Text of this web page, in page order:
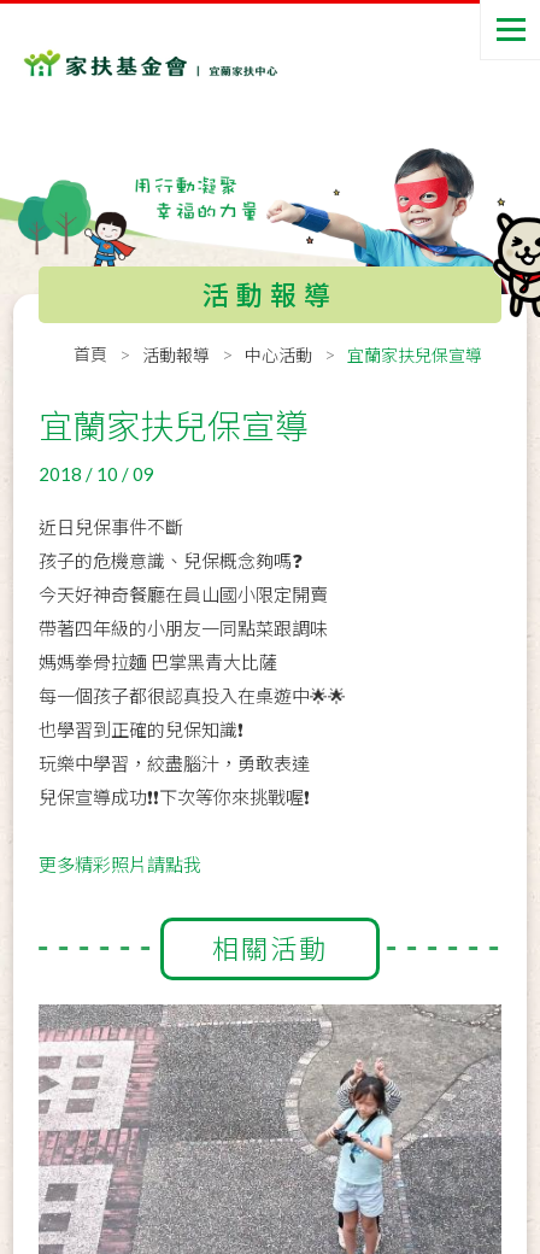
活動報導
首頁 活動報導 中心活動 宜蘭家扶兒保宣導
宜蘭家扶兒保宣導
2018 / 10 / 09
近日兒保事件不斷
孩子的危機意識、兒保概念夠嗎❓
今天好神奇餐廳在員山國小限定開賣
帶著四年級的小朋友一同點菜跟調味
媽媽拳骨拉麵 巴掌黑青大比薩
每一個孩子都很認真投入在桌遊中🌟🌟
也學習到正確的兒保知識❗
玩樂中學習，絞盡腦汁，勇敢表達
兒保宣導成功❗❗下次等你來挑戰喔❗
更多精彩照片請點我
相關活動